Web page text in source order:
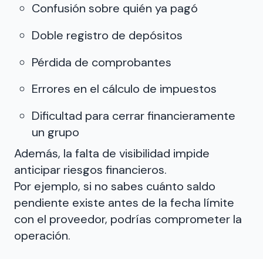
Confusión sobre quién ya pagó
Doble registro de depósitos
Pérdida de comprobantes
Errores en el cálculo de impuestos
Dificultad para cerrar financieramente
un grupo
Además, la falta de visibilidad impide
anticipar riesgos financieros.
Por ejemplo, si no sabes cuánto saldo
pendiente existe antes de la fecha límite
con el proveedor, podrías comprometer la
operación.